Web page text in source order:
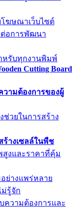
ฆษณาเว็บไซต์
ต่อการพัฒนา
หรับทุกงานพิมพ์
Cutting Board
ามต้องการของผู้
วยในการสร้าง
ร้างเซลล์ในพืช
งและราคาที่คุ้ม
ย่างแพร่หลาย
ม่รู้จัก
ความต้องการและ